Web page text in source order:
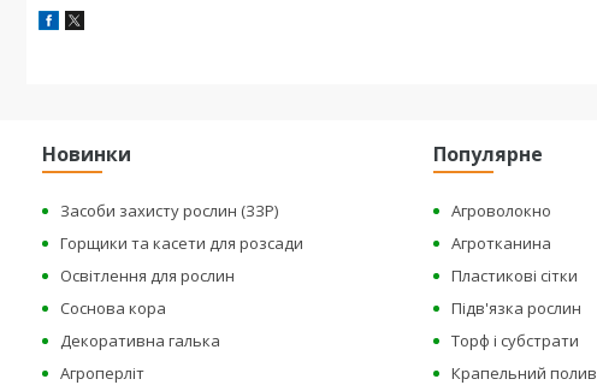
Новинки
Засоби захисту рослин (ЗЗР)
Горщики та касети для розсади
Освітлення для рослин
Соснова кора
Декоративна галька
Агроперліт
Популярне
Агроволокно
Агротканина
Пластикові сітки
Підв'язка рослин
Торф і субстрати
Крапельний полив